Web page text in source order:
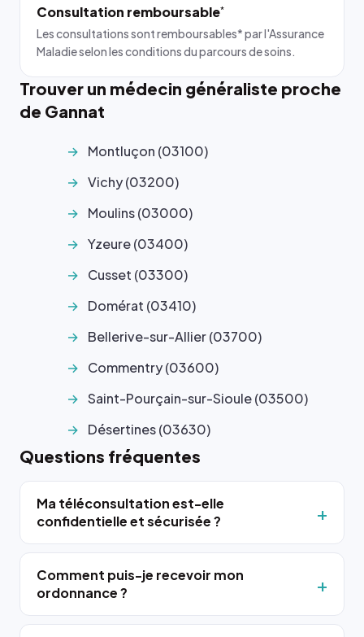
Consultation remboursable*
Les consultations sont remboursables* par l'Assurance
Maladie selon les conditions du parcours de soins.
Trouver un médecin généraliste proche
de Gannat
Montluçon (03100)
Vichy (03200)
Moulins (03000)
Yzeure (03400)
Cusset (03300)
Domérat (03410)
Bellerive-sur-Allier (03700)
Commentry (03600)
Saint-Pourçain-sur-Sioule (03500)
Désertines (03630)
Questions fréquentes
Ma téléconsultation est-elle
confidentielle et sécurisée ?
Comment puis-je recevoir mon
ordonnance ?